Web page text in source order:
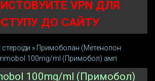
VPN ДЛЯ
ДО САЙТУ
стероїди » Примоболан (Метенолон
100mg/ml (Примобол) амп
100mg/ml (Примобол)